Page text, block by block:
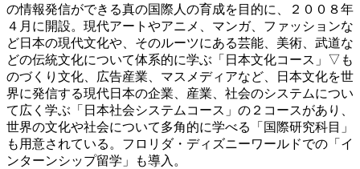
の情報発信ができる真の国際人の育成を目的に、２００８年
４月に開設。現代アートやアニメ、マンガ、ファッションな
ど日本の現代文化や、そのルーツにある芸能、美術、武道な
どの伝統文化について体系的に学ぶ「日本文化コース」▽も
のづくり文化、広告産業、マスメディアなど、日本文化を世
界に発信する現代日本の企業、産業、社会のシステムについ
て広く学ぶ「日本社会システムコース」の２コースがあり、
世界の文化や社会について多角的に学べる「国際研究科目」
も用意されている。フロリダ・ディズニーワールドでの「イ
ンターンシップ留学」も導入。